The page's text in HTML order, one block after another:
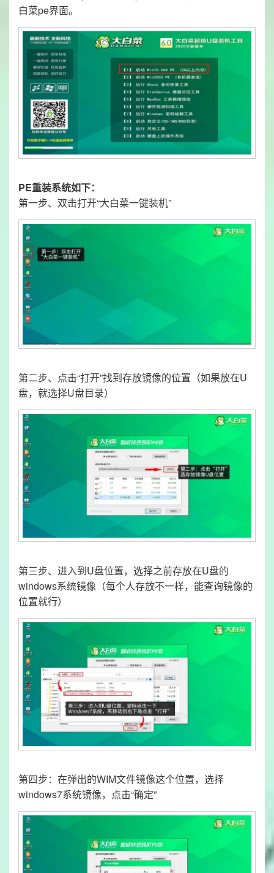
白菜pe界面。
PE重装系统如下：
第一步、双击打开“大白菜一键装机”
第二步、点击“打开”找到存放镜像的位置（如果放在U
盘，就选择U盘目录）
第三步、进入到U盘位置，选择之前存放在U盘的
windows系统镜像（每个人存放不一样，能查询镜像的
位置就行）
第四步：在弹出的WIM文件镜像这个位置，选择
windows7系统镜像，点击“确定”